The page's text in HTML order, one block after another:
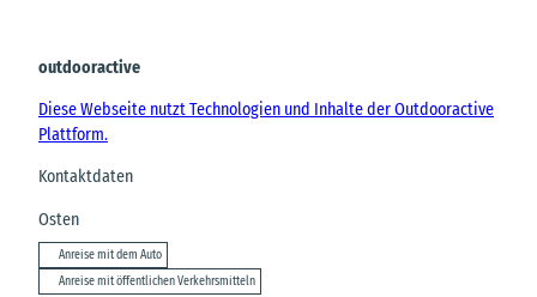
outdooractive
Diese Webseite nutzt Technologien und Inhalte der Outdooractive
Plattform.
Kontaktdaten
Osten
Anreise mit dem Auto
Anreise mit öffentlichen Verkehrsmitteln